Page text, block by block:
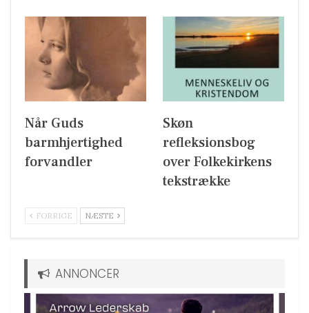
Når Guds
barmhjertighed
forvandler
Skøn
refleksionsbog
over Folkekirkens
tekstrække
FORRIGE NÆSTE
ANNONCER